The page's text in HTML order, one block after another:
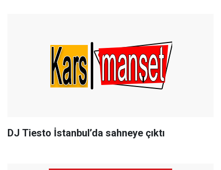
DJ Tiesto İstanbul’da sahneye çıktı